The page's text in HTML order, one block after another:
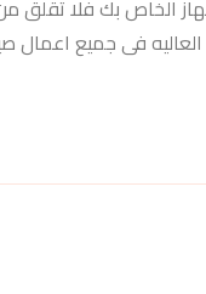
الخاص بك فلا
فى جميع اعمال